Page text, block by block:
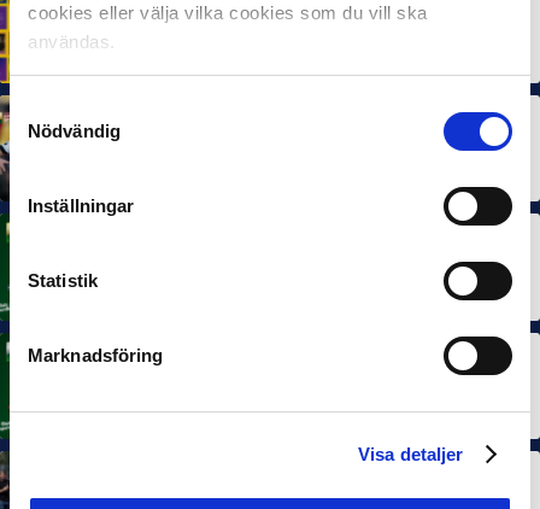
cookies eller välja vilka cookies som du vill ska
användas.
Samtyckesval
Nödvändig
Inställningar
Statistik
Marknadsföring
Visa detaljer
Svensk Elitfotboll lanserar Fotbollseffekten – en
Dubbla Landskrona-priser när juni summeras
MÅNADENS TRÄNARE
IFK Göteborg stängde till i Ligacupens P19-final